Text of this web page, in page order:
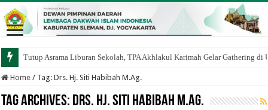
Tutup Asrama Liburan Sekolah, TPA Akhlakul Karimah Gelar Gathering di
Home / Tag:Drs. Hj. Siti Habibah M.Ag.
Tag Archives: Drs. Hj. Siti Habibah M.Ag.